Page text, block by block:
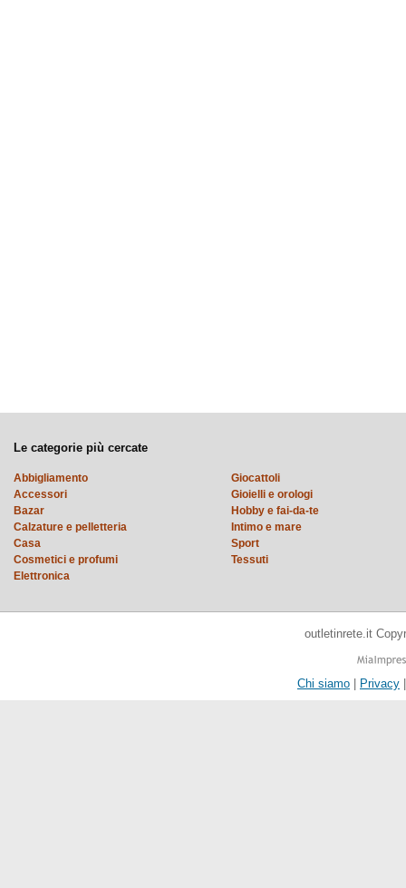
Le categorie più cercate
Abbigliamento
Accessori
Bazar
Calzature e pelletteria
Casa
Cosmetici e profumi
Elettronica
Giocattoli
Gioielli e orologi
Hobby e fai-da-te
Intimo e mare
Sport
Tessuti
outletinrete.it
Chi siamo | Privacy